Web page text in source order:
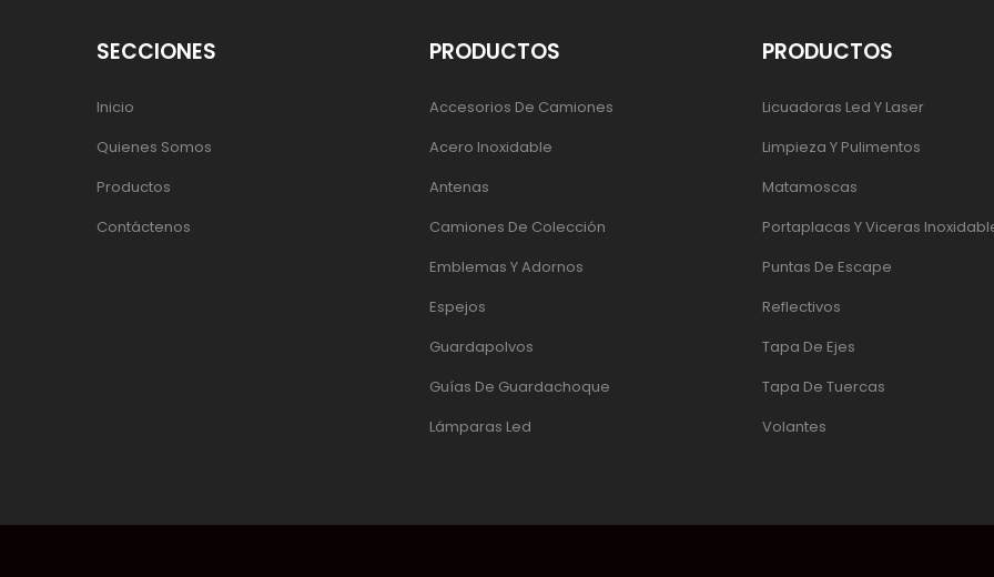
SECCIONES
Inicio
Quienes Somos
Productos
Contáctenos
PRODUCTOS
Accesorios De Camiones
Acero Inoxidable
Antenas
Camiones De Colección
Emblemas Y Adornos
Espejos
Guardapolvos
Guías De Guardachoque
Lámparas Led
PRODUCTOS
Licuadoras Led Y Laser
Limpieza Y Pulimentos
Matamoscas
Portaplacas Y Viceras
Puntas De Escape
Reflectivos
Tapa De Ejes
Tapa De Tuercas
Volantes